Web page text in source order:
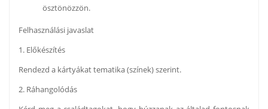
ösztönözzön.
Felhasználási javaslat
1. Előkészítés
Rendezd a kártyákat tematika (színek) szerint.
2. Ráhangolódás